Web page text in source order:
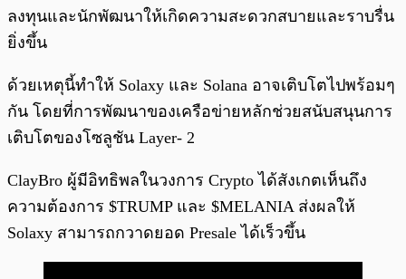
ลงทุนและนักพัฒนาให้เกิดความสะดวกสบายและราบรื่น
ยิ่งขึ้น
ด้วยเหตุนี้ทำให้ Solaxy และ Solana อาจเติบโตไปพร้อมๆ
กัน โดยที่การพัฒนาของเครือข่ายหลักช่วยสนับสนุนการ
เติบโตของโซลูชัน Layer- 2
ClayBro ผู้มีอิทธิพลในวงการ Crypto ได้สังเกตเห็นถึง
ความต้องการ $TRUMP และ $MELANIA ส่งผลให้
Solaxy สามารถกวาดยอด Presale ได้เร็วขึ้น